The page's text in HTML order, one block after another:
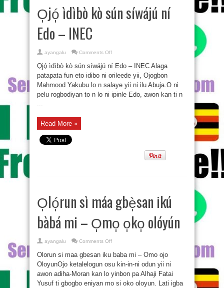
O̩jó̩ ìdìbò kò sún síwájú ní
Edo – INEC
ayangalu Comments Offon
ìdìbò
kò
sún
síwájú
ní
Edo
–
O̩jó̩ ìdìbò kò sún síwájú ní Edo – INEC Alaga
patapata fun eto idibo ni orileede yii, Ojogbon
Mahmood Yakubu lo n salaye yii ni ilu Abuja.O ni
pelu rogbodiyan to n lo ni ipinle Edo, awon kan ti n
Read More »
O̩ló̩run sì máa gbè̩san ikú
bàbá mi – O̩mo̩ o̩ko̩ olóyún
ayangalu Comments Offon
sì
máa
gbè̩san
ikú
bàbá
mi
–
Olorun si maa gbesan iku baba mi – Omo ojo
OloyunOjo ketalelogun osu kin-in-ni odun yii ni
awon adiha-Moran kan lo yinbon pa Alhaji Fatai
Yusuf ti gbogbo eniyan mo si oko oloyun. Lati igba